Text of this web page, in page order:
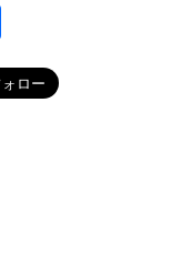
有